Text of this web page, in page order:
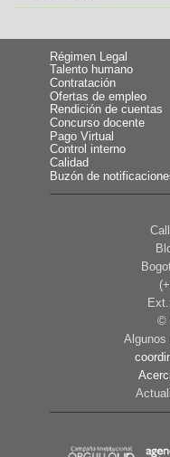
Régimen Legal
Talento humano
Contratación
Ofertas de empleo
Rendición de cuentas
Concurso docente
Pago Virtual
Control interno
Calidad
Buzón de
©
Algunos